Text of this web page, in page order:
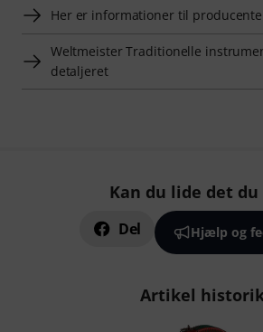
Her er informationer til
Weltmeister Traditionelle
detaljeret
Kan du lide det du
Del Hjælp og
Artikel